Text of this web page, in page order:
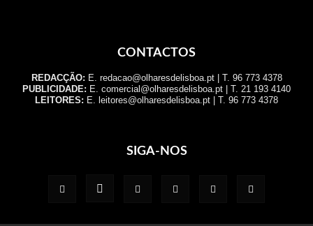
CONTACTOS
REDACÇÃO: E. redacao@olharesdelisboa.pt | T. 96 773 4378
PUBLICIDADE: E. comercial@olharesdelisboa.pt | T. 21 193 4140
LEITORES: E. leitores@olharesdelisboa.pt | T. 96 773 4378
SIGA-NOS